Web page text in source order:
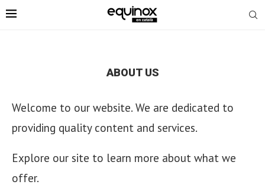
ABOUT US
Welcome to our website. We are dedicated to
providing quality content and services.
Explore our site to learn more about what we
offer.